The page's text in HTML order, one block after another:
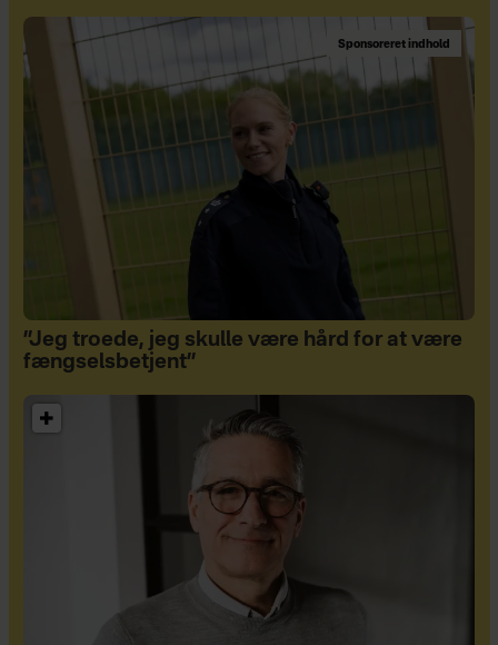
Sponsoreret indhold
”Jeg troede, jeg skulle være hård for at være
fængselsbetjent”